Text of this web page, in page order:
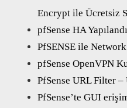
Encrypt ile Ücretsiz
pfSense HA
PfSENSE ile
pfSense OpenVPN
PfSense URL Filter
PfSense’te GUI